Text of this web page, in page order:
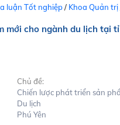
luận Tốt nghiệp/ Khoa Quản trị
mới cho ngành du lịch tại
Chủ đề:
Chiến lược phát triển sản
Du lịch
Phú Yên